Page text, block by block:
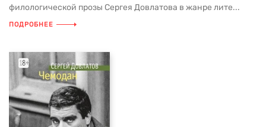
филологической прозы Сергея Довлатова в жанре лите...
ПОДРОБНЕЕ